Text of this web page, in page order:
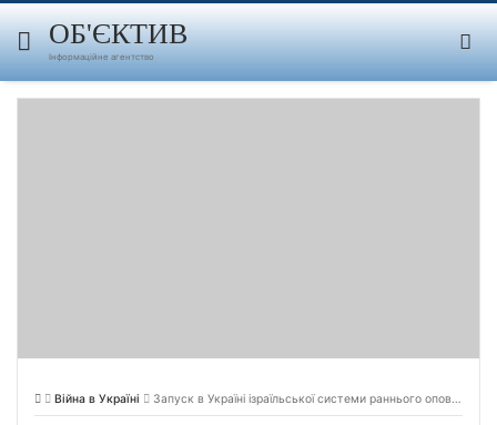
Skip
contentОБ'ЄКТИВ
Інформаційне агентство
Війна в Україні Запуск в Україні ізраїльської системи раннього оповіщення перебуває на фінальній стадії, – посол